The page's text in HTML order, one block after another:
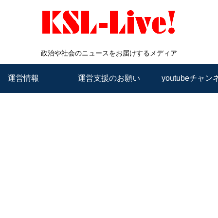
政治や社会のニュースをお届けするメディア
運営情報 運営支援のお願い youtubeチャン